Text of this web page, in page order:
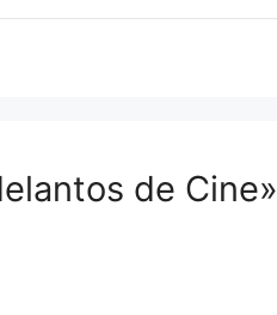
de Cine»